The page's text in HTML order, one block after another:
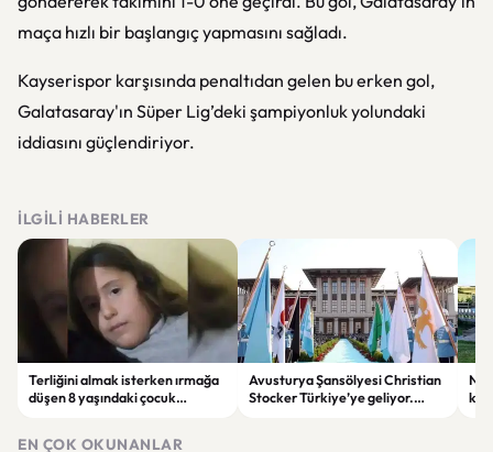
maça hızlı bir başlangıç yapmasını sağladı.
Kayserispor karşısında penaltıdan gelen bu erken gol,
Galatasaray'ın Süper Lig’deki şampiyonluk yolundaki
iddiasını güçlendiriyor.
İLGILI HABERLER
Terliğini almak isterken ırmağa
düşen 8 yaşındaki çocuk
Avusturya Şansölyesi Christian
Stocker Türkiye’ye geliyor.
EN ÇOK OKUNANLAR